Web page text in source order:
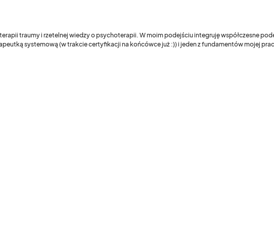
traumy i rzetelnej wiedzy o psychoterapii. W moim podejściu integruję współczesne
systemową (w trakcie certyfikacji na końcówce już :)) i jeden z fundamentów mojej